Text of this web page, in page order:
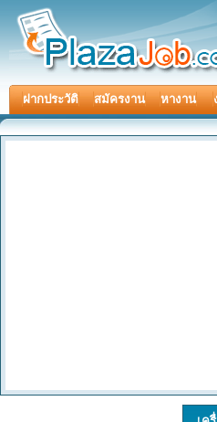
ฝากประวัติ สมัครงาน หางาน